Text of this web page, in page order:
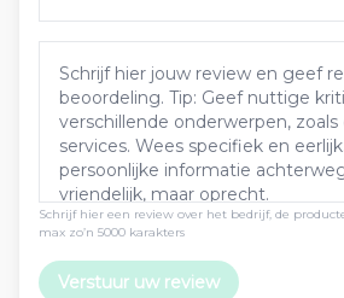
Schrijf hier een review over het bedrijf, de
max zo’n 5000 karakters
Verstuur uw review